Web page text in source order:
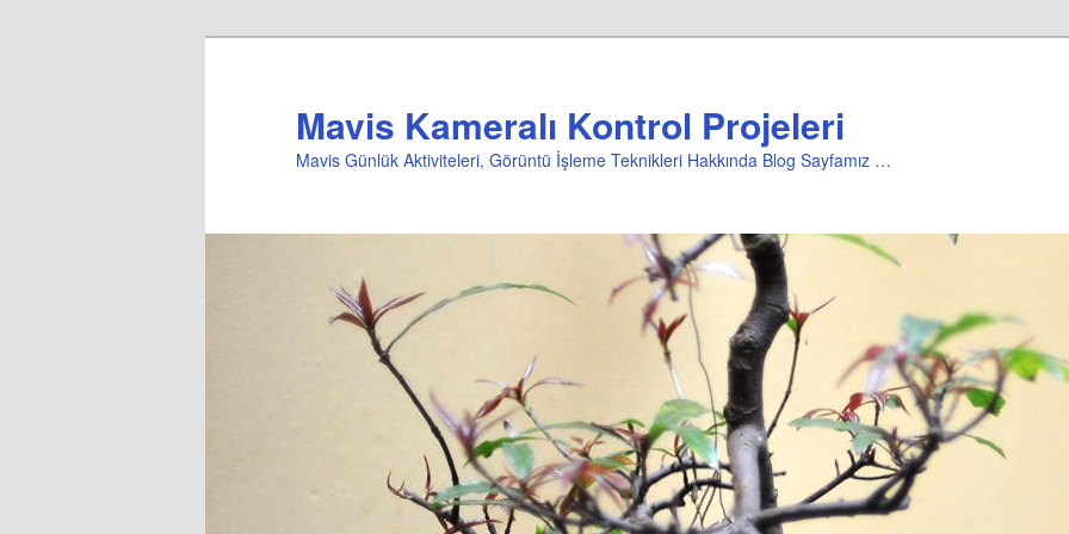
Mavis Kameralı Kontrol Projeleri
Mavis Günlük Aktiviteleri, Görüntü İşleme Teknikleri Hakkında Blog Sayfamız …